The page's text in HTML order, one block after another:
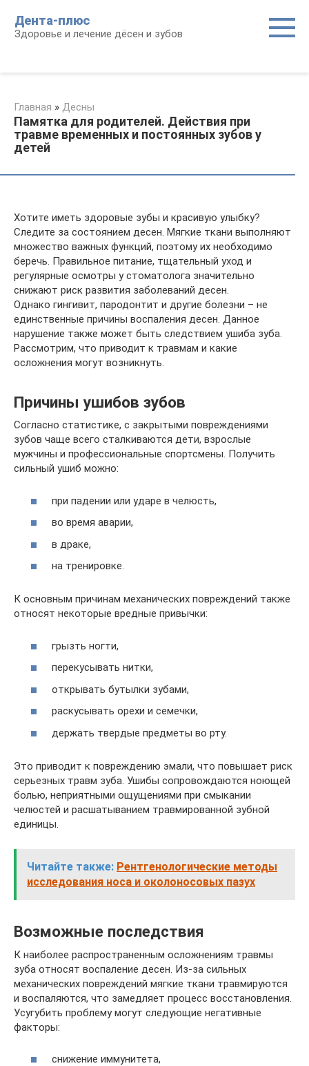
контенту
Дента-плюс
Здоровье и лечение дёсен и зубов
Главная » Десны
Памятка для родителей. Действия при
травме временных и постоянных зубов у
детей
Хотите иметь здоровые зубы и красивую улыбку?
Следите за состоянием десен. Мягкие ткани выполняют
множество важных функций, поэтому их необходимо
беречь. Правильное питание, тщательный уход и
регулярные осмотры у стоматолога значительно
снижают риск развития заболеваний десен.
Однако гингивит, пародонтит и другие болезни – не
единственные причины воспаления десен. Данное
нарушение также может быть следствием ушиба зуба.
Рассмотрим, что приводит к травмам и какие
осложнения могут возникнуть.
Причины ушибов зубов
Согласно статистике, с закрытыми повреждениями
зубов чаще всего сталкиваются дети, взрослые
мужчины и профессиональные спортсмены. Получить
сильный ушиб можно:
при падении или ударе в челюсть,
во время аварии,
в драке,
на тренировке.
К основным причинам механических повреждений также
относят некоторые вредные привычки:
грызть ногти,
перекусывать нитки,
открывать бутылки зубами,
раскусывать орехи и семечки,
держать твердые предметы во рту.
Это приводит к повреждению эмали, что повышает риск
серьезных травм зуба. Ушибы сопровождаются ноющей
болью, неприятными ощущениями при смыкании
челюстей и расшатыванием травмированной зубной
единицы.
Читайте также: Рентгенологические методы
исследования носа и околоносовых пазух
Возможные последствия
К наиболее распространенным осложнениям травмы
зуба относят воспаление десен. Из-за сильных
механических повреждений мягкие ткани травмируются
и воспаляются, что замедляет процесс восстановления.
Усугубить проблему могут следующие негативные
факторы:
снижение иммунитета,